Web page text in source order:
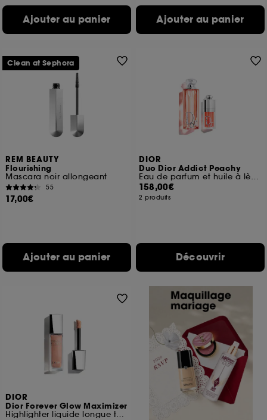
Ajouter au panier Ajouter au panier
REM BEAUTY
Flourishing
Mascara noir allongeant
55
17,00€
Ajouter au panier
Clean at Sephora
DIOR
Duo Dior Addict Peachy
Eau de parfum et huile à lèvres hydratante
158,00€
2 produits
Découvrir
DIOR
Dior Forever Glow Maximizer
Highlighter liquide longue tenue